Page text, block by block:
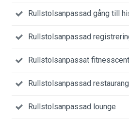
Rullstolsanpassad gång till
Rullstolsanpassad
Rullstolsanpassat
Rullstolsanpassad
Rullstolsanpassad lounge